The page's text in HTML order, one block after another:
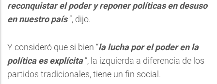
reconquistar el poder y reponer políticas en desuso
en nuestro país”, dijo.
Y consideró que si bien “la lucha por el poder en la
política es explícita”, la izquierda a diferencia de los
partidos tradicionales, tiene un fin social.